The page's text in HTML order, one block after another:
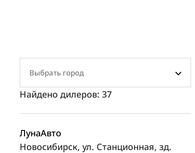
Выбрать город
Найдено дилеров: 37
ЛунаАвто
Новосибирск, ул. Станционная, зд.